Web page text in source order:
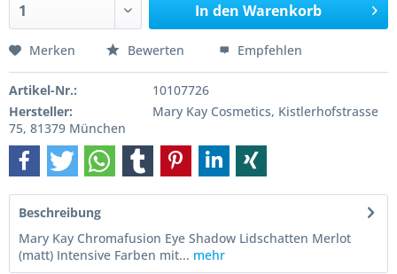
In den Warenkorb
Merken Bewerten Empfehlen
Artikel-Nr.:
10107726
Hersteller:
Mary Kay Cosmetics, Kistlerhofstrasse
75, 81379 München
Beschreibung
Mary Kay Chromafusion Eye Shadow Lidschatten Merlot
(matt) Intensive Farben mit... mehr